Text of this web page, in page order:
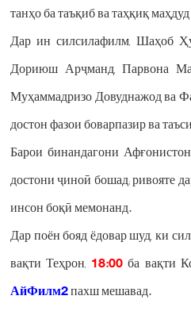
танҳо ба таъқиб ва таҳқиқ
Дар ин силсилафилм, Шаҳоб
Дориюш Арҷманд, Парвона
Муҳаммадризо Довуднажод ва
достон фазои боварпазир ва
Барои бинандагони
достони ҷиноӣ бошад; ривояте
инсон боқӣ мемонанд.
Дар поён бояд ёдовар шуд, ки
вақти Теҳрон, 18:00ба вақти
АйФилм2пахш мешавад.